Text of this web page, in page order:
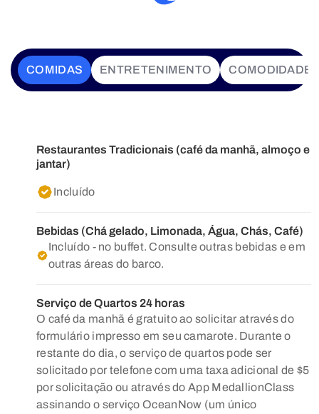
COMIDAS ENTRETENIMENTO
Restaurantes Tradicionais (café da manhã, almoço e
jantar)
Incluído
Bebidas (Chá gelado, Limonada, Água, Chás, Café)
Incluído - no buffet. Consulte outras bebidas e em
outras áreas do barco.
Serviço de Quartos 24 horas
O café da manhã é gratuito ao solicitar através do
formulário impresso em seu camarote. Durante o
restante do dia, o serviço de quartos pode ser
solicitado por telefone com uma taxa adicional de $5
por solicitação ou através do App MedallionClass
assinando o serviço OceanNow (um único